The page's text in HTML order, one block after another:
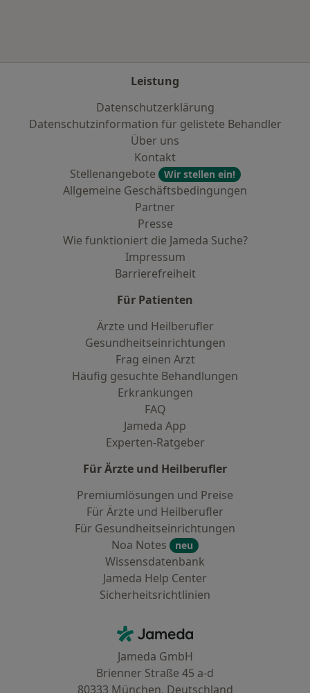
Leistung
Datenschutzerklärung
Datenschutzinformation für gelistete Behandler
Über uns
Kontakt
Stellenangebote
Wir stellen ein!
Allgemeine Geschäftsbedingungen
Partner
Presse
Wie funktioniert die Jameda Suche?
Impressum
Barrierefreiheit
Für Patienten
Ärzte und Heilberufler
Gesundheitseinrichtungen
Frag einen Arzt
Häufig gesuchte Behandlungen
Erkrankungen
FAQ
Jameda App
Experten-Ratgeber
Für Ärzte und Heilberufler
Premiumlösungen und Preise
Für Ärzte und Heilberufler
Für Gesundheitseinrichtungen
Noa Notes
neu
Wissensdatenbank
Jameda Help Center
Sicherheitsrichtlinien
Jameda - Startseite
Jameda GmbH
Brienner Straße 45 a-d
80333 München, Deutschland